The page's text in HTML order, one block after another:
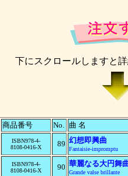
下にスクロールしますと
商品番号 No. 曲 名
ISBN978-4-
8108-0416-X
89 幻想即興曲
Fantaisie-impromptu
ISBN978-4-
8108-0416-X
90 華麗なる大円舞
Grande valse brillante